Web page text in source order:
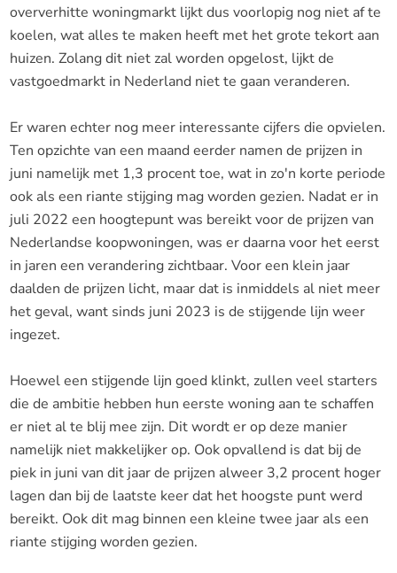
oververhitte woningmarkt lijkt dus voorlopig nog niet af te
koelen, wat alles te maken heeft met het grote tekort aan
huizen. Zolang dit niet zal worden opgelost, lijkt de
vastgoedmarkt in Nederland niet te gaan veranderen.
Er waren echter nog meer interessante cijfers die opvielen.
Ten opzichte van een maand eerder namen de prijzen in
juni namelijk met 1,3 procent toe, wat in zo'n korte periode
ook als een riante stijging mag worden gezien. Nadat er in
juli 2022 een hoogtepunt was bereikt voor de prijzen van
Nederlandse koopwoningen, was er daarna voor het eerst
in jaren een verandering zichtbaar. Voor een klein jaar
daalden de prijzen licht, maar dat is inmiddels al niet meer
het geval, want sinds juni 2023 is de stijgende lijn weer
ingezet.
Hoewel een stijgende lijn goed klinkt, zullen veel starters
die de ambitie hebben hun eerste woning aan te schaffen
er niet al te blij mee zijn. Dit wordt er op deze manier
namelijk niet makkelijker op. Ook opvallend is dat bij de
piek in juni van dit jaar de prijzen alweer 3,2 procent hoger
lagen dan bij de laatste keer dat het hoogste punt werd
bereikt. Ook dit mag binnen een kleine twee jaar als een
riante stijging worden gezien.